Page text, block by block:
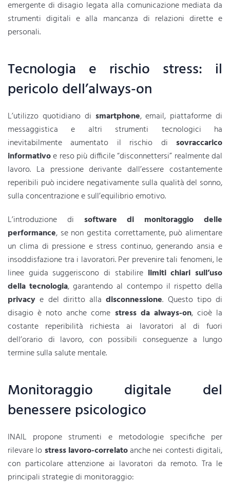
emergente di disagio legata alla comunicazione mediata da
strumenti digitali e alla mancanza di relazioni dirette e
personali.
Tecnologia e rischio stress: il
pericolo dell’always-on
L’utilizzo quotidiano di smartphone, email, piattaforme di
messaggistica e altri strumenti tecnologici ha
inevitabilmente aumentato il rischio di sovraccarico
informativoe reso più difficile “disconnettersi” realmente dal
lavoro. La pressione derivante dall’essere costantemente
reperibili può incidere negativamente sulla qualità del sonno,
sulla concentrazione e sull’equilibrio emotivo.
L’introduzione di software di monitoraggio delle
performance, se non gestita correttamente, può alimentare
un clima di pressione e stress continuo, generando ansia e
insoddisfazione tra i lavoratori. Per prevenire tali fenomeni, le
linee guida suggeriscono di stabilire limiti chiari sull’uso
della tecnologia, garantendo al contempo il rispetto della
privacy e del diritto alladisconnessione. Questo tipo di
disagio è noto anche come stress da always-on, cioè la
costante reperibilità richiesta ai lavoratori al di fuori
dell’orario di lavoro, con possibili conseguenze a lungo
termine sulla salute mentale.
Monitoraggio digitale del
benessere psicologico
INAIL propone strumenti e metodologie specifiche per
rilevare lostress lavoro-correlatoanche nei contesti digitali,
con particolare attenzione ai lavoratori da remoto. Tra le
principali strategie di monitoraggio: